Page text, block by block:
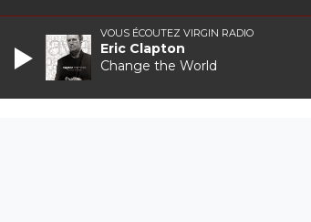
VOUS ÉCOUTEZ VIRGIN RADIO
Eric Clapton
Change the World